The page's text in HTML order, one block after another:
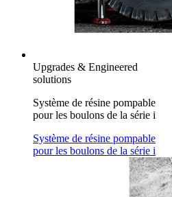
Upgrades & Engineered
solutions
Système de résine pompable
pour les boulons de la série i
Système de résine pompable
pour les boulons de la série i